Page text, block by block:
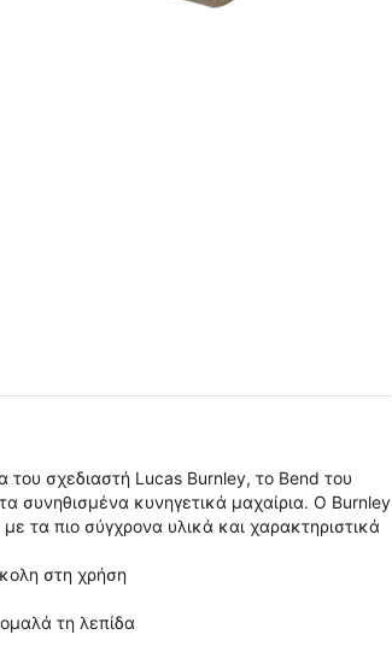
σχεδιαστή Lucas Burnley, το Bend του
συνηθισμένα κυνηγετικά μαχαίρια. Ο Burnley
τα πιο σύγχρονα υλικά και χαρακτηριστικά
στη χρήση
τη λεπίδα